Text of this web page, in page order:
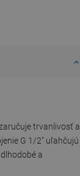
trvanlivosť a
G 1/2" uľahčujú
a